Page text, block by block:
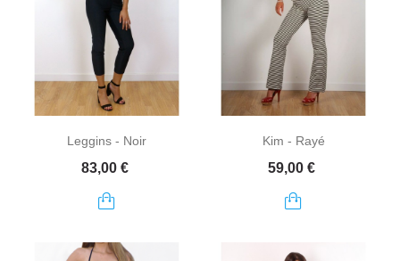
Leggins - Noir
Prix
83,00 €
Kim - Rayé
Prix
59,00 €